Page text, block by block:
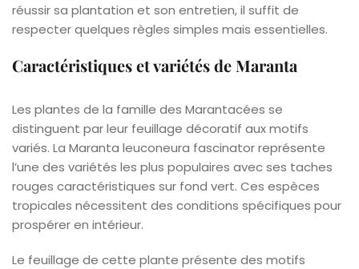
réussir sa plantation et son entretien, il suffit de
respecter quelques règles simples mais essentielles.
Caractéristiques et variétés de Maranta
Les plantes de la famille des Marantacées se
distinguent par leur feuillage décoratif aux motifs
variés. La Maranta leuconeura fascinator représente
l’une des variétés les plus populaires avec ses taches
rouges caractéristiques sur fond vert. Ces espèces
tropicales nécessitent des conditions spécifiques pour
prospérer en intérieur.
Le feuillage de cette plante présente des motifs